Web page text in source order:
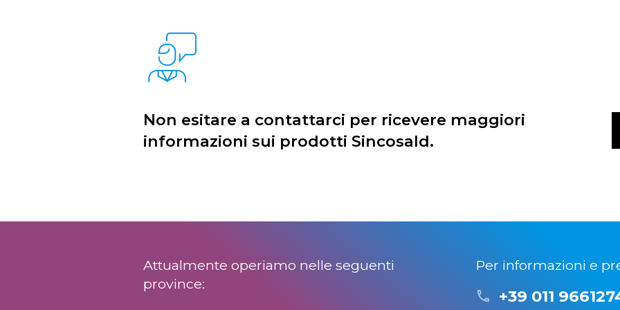
Non esitare a contattarci per ricevere maggiori
informazioni sui prodotti Sincosald.
Attualmente operiamo nelle seguenti
province:
Per informazioni e
+39 011